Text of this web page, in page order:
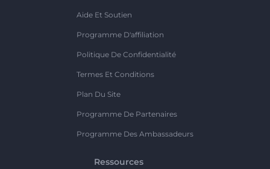
Aide Et Soutien
Programme D'affiliation
Politique De Confidentialité
Termes Et Conditions
Plan Du Site
Programme De Partenaires
Programme Des Ambassadeurs
Ressources